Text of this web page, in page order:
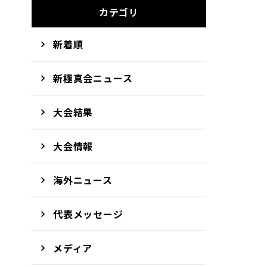
カテゴリ
新着順
新極真会ニュース
大会結果
大会情報
海外ニュース
代表メッセージ
メディア